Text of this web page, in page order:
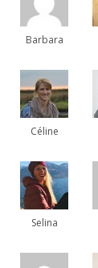
Barbara
Céline
Selina